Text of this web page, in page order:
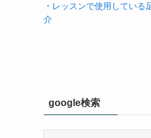
・レッスンで使用している
介
google検索